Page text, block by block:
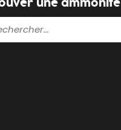
une ammonite